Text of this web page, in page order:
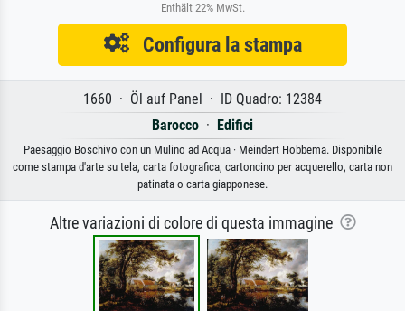
Enthält 22% MwSt.
Configura la stampa
1660 · Öl auf Panel · ID Quadro: 12384
Barocco · Edifici
Paesaggio Boschivo con un Mulino ad Acqua · Meindert Hobbema. Disponibile
come stampa d'arte su tela, carta fotografica, cartoncino per acquerello, carta non
patinata o carta giapponese.
Altre variazioni di colore di questa immagine